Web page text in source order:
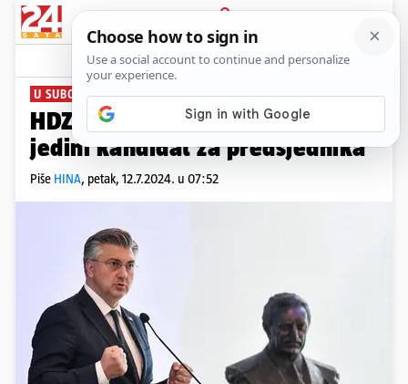
PRIJAVA
News Komentari
U SUBOTU
HDZ bira vodstvo, Plenković
jedini kandidat za predsjednika
Piše HINA, petak, 12.7.2024. u 07:52